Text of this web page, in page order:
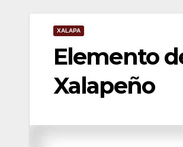
XALAPA
Elemento
Xalapeño